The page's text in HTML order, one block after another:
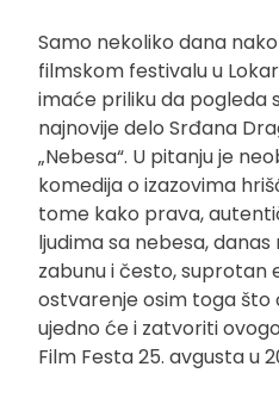
Samo nekoliko dana
filmskom festivalu u
imaće priliku da pogleda
najnovije delo Srđana
„Nebesa“. U pitanju je
komedija o izazovima
tome kako prava,
ljudima sa nebesa, danas
zabunu i često,
ostvarenje osim toga što
ujedno će i zatvoriti
Film Festa 25. avgusta u